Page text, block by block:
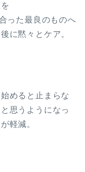
った最良のものへ
に黙々とケア。
めると止まらな
思うようになっ
軽減。